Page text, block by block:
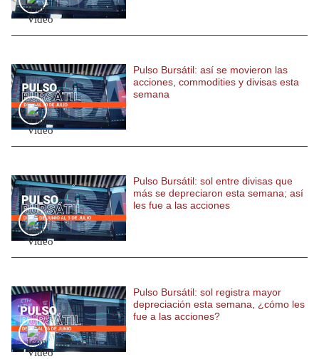
Pulso Bursátil: así se movieron las
acciones, commodities y divisas esta
semana
Pulso Bursátil: sol entre divisas que
más se depreciaron esta semana; así
les fue a las acciones
Pulso Bursátil: sol registra mayor
depreciación esta semana, ¿cómo les
fue a las acciones?